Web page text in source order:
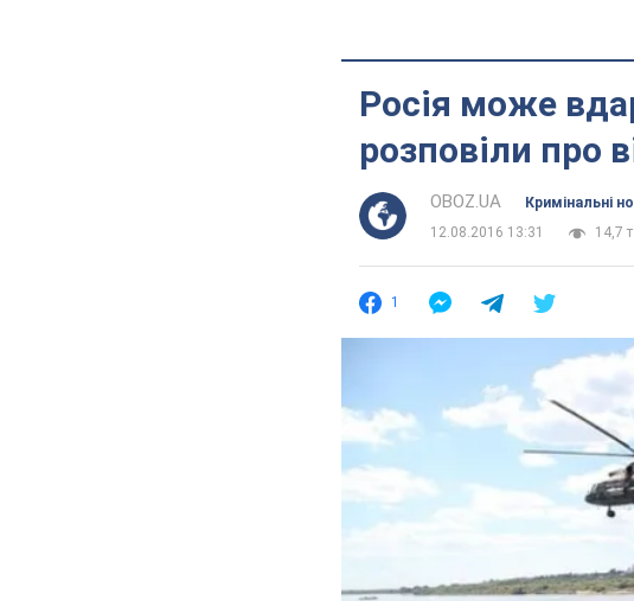
Росія може
розповіли про
OBOZ.UA
Кримінальні
12.08.2016 13:31
14,7 т.
1